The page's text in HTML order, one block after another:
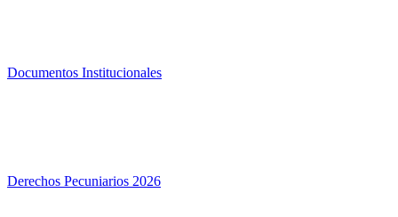
Documentos Institucionales
Derechos Pecuniarios 2026